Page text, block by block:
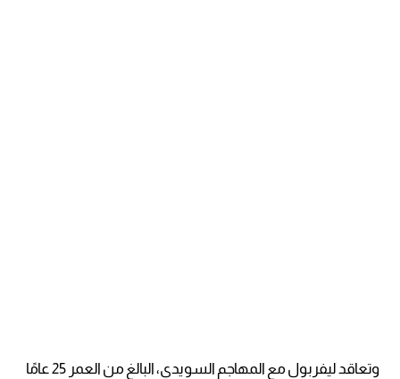
وتعاقد ليفربول مع المهاجم السويدي، البالغ من العمر 25 عامًا